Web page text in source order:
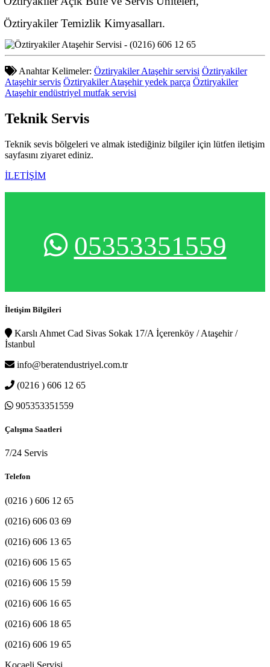
Öztiryakiler Temizlik Kimyasalları.
Anahtar Kelimeler: Öztiryakiler Ataşehir servisi Öztiryakiler
Ataşehir servis Öztiryakiler Ataşehir yedek parça Öztiryakiler
Ataşehir endüstriyel mutfak servisi
Teknik Servis
Teknik sevis bölgeleri ve almak istediğiniz bilgiler için lütfen iletişim
sayfasını ziyaret ediniz.
İLETİŞİM
05353351559
İletişim Bilgileri
Karslı Ahmet Cad Sivas Sokak 17/A İçerenköy / Ataşehir /
İstanbul
info@beratendustriyel.com.tr
(0216 ) 606 12 65
905353351559
Çalışma Saatleri
7/24 Servis
Telefon
(0216 ) 606 12 65
(0216) 606 03 69
(0216) 606 13 65
(0216) 606 15 65
(0216) 606 15 59
(0216) 606 16 65
(0216) 606 18 65
(0216) 606 19 65
Kocaeli Servisi